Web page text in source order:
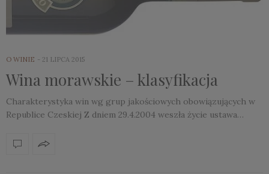
O WINIE 21 LIPCA 2015
Wina morawskie – klasyfikacja
Charakterystyka win wg grup jakościowych obowiązujących w
Republice Czeskiej Z dniem 29.4.2004 weszła życie ustawa…